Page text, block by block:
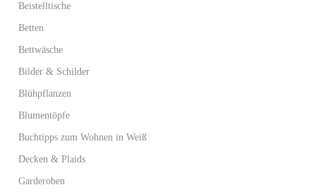
Beistelltische
Betten
Bettwäsche
Bilder & Schilder
Blühpflanzen
Blumentöpfe
Buchtipps zum Wohnen in Weiß
Decken & Plaids
Garderoben